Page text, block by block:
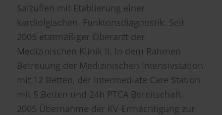
Salzuflen mit Etablierung einer
kardiolgischen Funktonsdiagnostik. Seit
2005 etatmäßiger Oberarzt der
Medizinischen Klinik II. In dem Rahmen
Betreuung der Medizinischen Intensivstation
mit 12 Betten, der Intermediate Care Station
mit 5 Betten und 24h PTCA Bereitschaft.
2005 Übernahme der KV-Ermächtigung zur